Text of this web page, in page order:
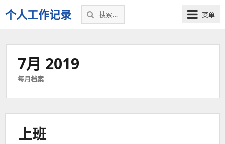
个人工作记录
搜
索：
菜单
7月 2019
每月档案
上班